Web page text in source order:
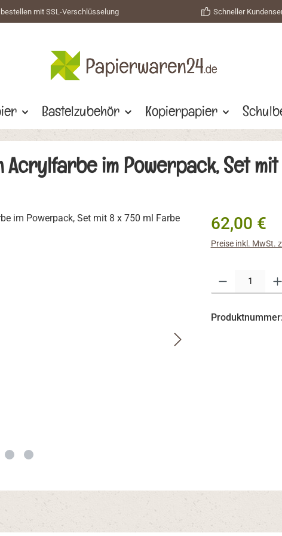
mit SSL-Verschlüsselung Schneller
Bastelzubehör Kopierpapier
Acrylfarbe im Powerpack, Set
Regulärer Preis:
62,00 €
Preise inkl. MwSt.
Produkt Anzahl:
Produktnummer: